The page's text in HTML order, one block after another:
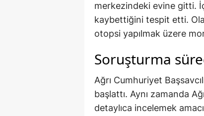
merkezindeki evine gitti.
kaybettiğini tespit etti.
otopsi yapılmak üzere
Soruşturma
Ağrı Cumhuriyet
başlattı. Aynı zamanda
detaylıca incelemek